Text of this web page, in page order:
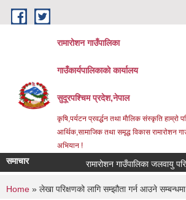
Skip to main content
रामारोशन गाउँपालिका
गाउँकार्यपालिकाकाे कार्यालय
सुदूरपश्चिम प्रदेश,नेपाल
कृषि,पर्यटन प्रवर्द्धन तथा माैलिक संस्कृति हाम्राे
आर्थिक,सामाजिक तथा समृद्ध विकास रामाराेशन
अभियान !
समाचार रामारोशन गाउँपालिका जलवायु
You are here
Home » लेखा परिक्षणको लागि सम्झौता गर्न आउने